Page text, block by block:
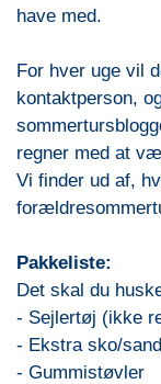
have med.
For hver uge vil
kontaktperson,
regner med at
Vi finder ud af,
Pakkeliste:
Det skal du
- Sejlertøj (ikke
- Ekstra sko/
- Gummistøvler